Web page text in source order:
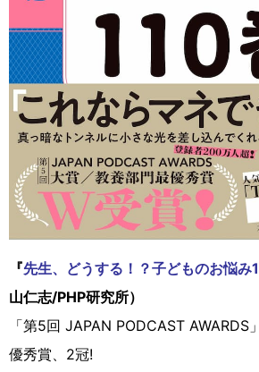
『先生、どうする！？子どものお悩み
山仁志/PHP研究所）
「第5回 JAPAN PODCAST AWARDS
優秀賞、2冠!